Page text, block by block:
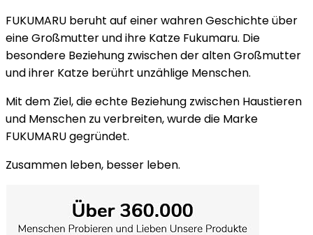
FUKUMARU beruht auf einer wahren Geschichte über
eine Großmutter und ihre Katze Fukumaru. Die
besondere Beziehung zwischen der alten Großmutter
und ihrer Katze berührt unzählige Menschen.
Mit dem Ziel, die echte Beziehung zwischen Haustieren
und Menschen zu verbreiten, wurde die Marke
FUKUMARU gegründet.
Zusammen leben, besser leben.